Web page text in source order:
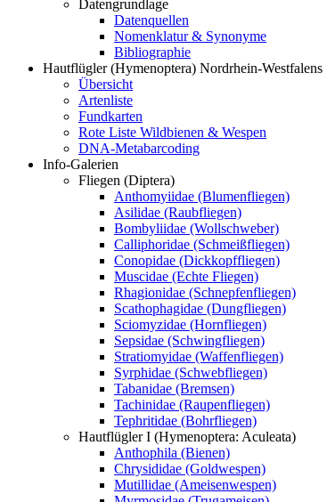
Datengrundlage
Datenquellen
Nomenklatur & Synonyme
Bibliographie
Hautflügler (Hymenoptera) Nordrhein-Westfalens
Übersicht
Artenliste
Fundkarten
Rote Liste Wildbienen & Wespen
DNA-Metabarcoding
Info-Galerien
Fliegen (Diptera)
Anthomyiidae (Blumenfliegen)
Asilidae (Raubfliegen)
Bombyliidae (Wollschweber)
Calliphoridae (Schmeißfliegen)
Conopidae (Dickkopffliegen)
Muscidae (Echte Fliegen)
Rhagionidae (Schnepfenfliegen)
Scathophagidae (Dungfliegen)
Sciomyzidae (Hornfliegen)
Sepsidae (Schwingfliegen)
Stratiomyidae (Waffenfliegen)
Syrphidae (Schwebfliegen)
Tabanidae (Bremsen)
Tachinidae (Raupenfliegen)
Tephritidae (Bohrfliegen)
Hautflügler I (Hymenoptera: Aculeata)
Anthophila (Bienen)
Chrysididae (Goldwespen)
Mutillidae (Ameisenwespen)